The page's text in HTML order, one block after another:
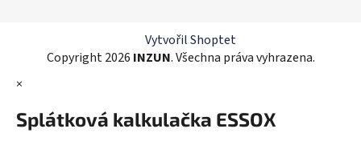
r
v
v
ý
Vytvořil Shoptet
Copyright 2026 INZUN. Všechna práva vyhrazena.
×
Splátková kalkulačka ESSOX